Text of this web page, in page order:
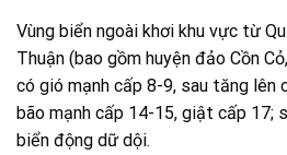
Vùng biển ngoài khơi khu vực từ
Thuận (bao gồm huyện đảo Cồn
có gió mạnh cấp 8-9, sau tăng lên
bão mạnh cấp 14-15, giật cấp 17;
biển động dữ dội.